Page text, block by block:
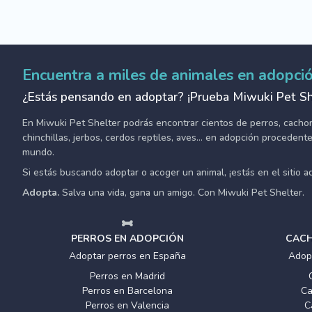
Encuentra a miles de animales en
¿Estás pensando en adoptar? ¡Prueba Miwuki Pet
En Miwuki Pet Shelter podrás encontrar cientos de perros,
chinchillas, jerbos, cerdos reptiles, aves... en adopción
mundo.
Si estás buscando adoptar o acoger un animal, ¡estás en el sitio
Adopta. Salva una vida, gana un amigo. Con Miwuki Pet Shelter.
PERROS EN ADOPCIÓN
Adoptar perros en España
Perros en Madrid
Perros en Barcelona
Perros en Valencia